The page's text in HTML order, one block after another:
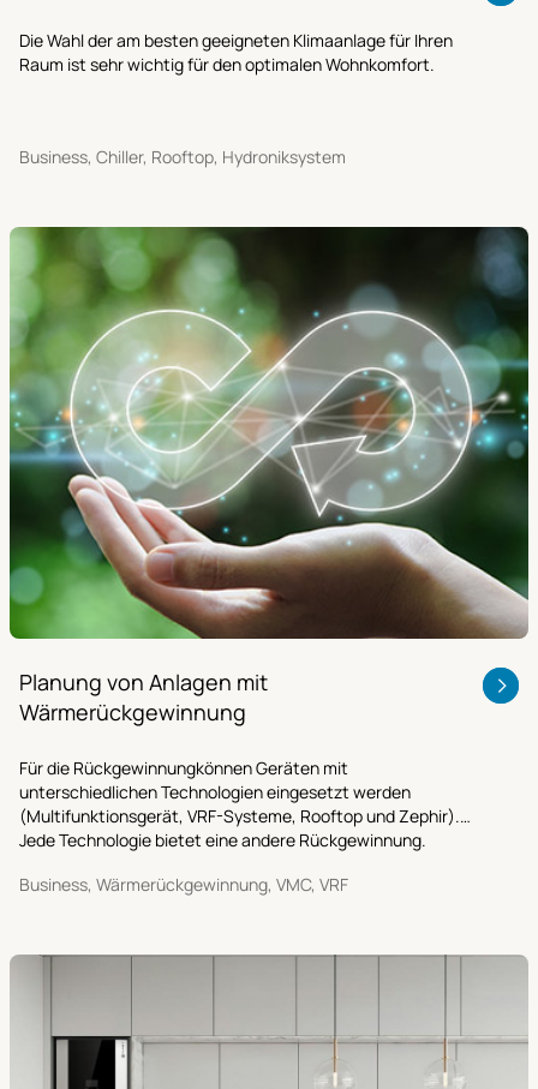
Die Wahl der am besten geeigneten Klimaanlage für Ihren
Raum ist sehr wichtig für den optimalen Wohnkomfort.
Business, Chiller, Rooftop, Hydroniksystem
Planung von Anlagen mit
Wärmerückgewinnung
Für die Rückgewinnungkönnen Geräten mit
unterschiedlichen Technologien eingesetzt werden
(Multifunktionsgerät, VRF-Systeme, Rooftop und Zephir).
Jede Technologie bietet eine andere Rückgewinnung.
Business, Wärmerückgewinnung, VMC, VRF